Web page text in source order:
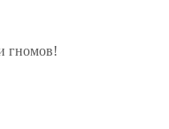
гномов!